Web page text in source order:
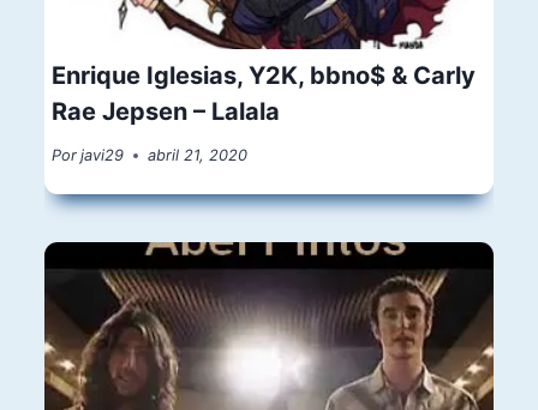
Enrique Iglesias, Y2K, bbno$ & Carly
Rae Jepsen – Lalala
Por javi29 abril 21, 2020